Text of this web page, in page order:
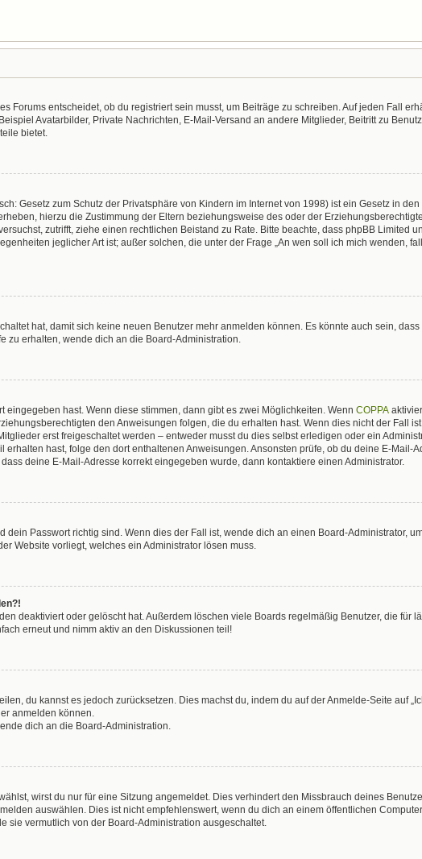
Forums entscheidet, ob du registriert sein musst, um Beiträge zu schreiben. Auf jeden Fall
Avatarbilder, Private Nachrichten, E-Mail-Versand an andere Mitglieder, Beitritt zu
bietet.
Gesetz zum Schutz der Privatsphäre von Kindern im Internet von 1998) ist ein Gesetz in
hierzu die Zustimmung der Eltern beziehungsweise des oder der
zutrifft, ziehe einen rechtlichen Beistand zu Rate. Bitte beachte, dass phpBB Limited
jeglicher Art ist; außer solchen, die unter der Frage „An wen soll ich mich wenden,
hat, damit sich keine neuen Benutzer mehr anmelden können. Es könnte auch sein,
zu erhalten, wende dich an die Board-Administration.
hast. Wenn diese stimmen, dann gibt es zwei Möglichkeiten. Wenn COPPA
den Anweisungen folgen, die du erhalten hast. Wenn dies nicht der Fall
erst freigeschaltet werden – entweder musst du dies selbst erledigen oder ein
hast, folge den dort enthaltenen Anweisungen. Ansonsten prüfe, ob du deine E-Mail-
deine E-Mail-Adresse korrekt eingegeben wurde, dann kontaktiere einen Administrator.
Passwort richtig sind. Wenn dies der Fall ist, wende dich an einen Board-Administrator,
Website vorliegt, welches ein Administrator lösen muss.
deaktiviert oder gelöscht hat. Außerdem löschen viele Boards regelmäßig Benutzer, die für
erneut und nimm aktiv an den Diskussionen teil!
du kannst es jedoch zurücksetzen. Dies machst du, indem du auf der Anmelde-Seite auf
anmelden können.
dich an die Board-Administration.
wirst du nur für eine Sitzung angemeldet. Dies verhindert den Missbrauch deines
auswählen. Dies ist nicht empfehlenswert, wenn du dich an einem öffentlichen
sie vermutlich von der Board-Administration ausgeschaltet.